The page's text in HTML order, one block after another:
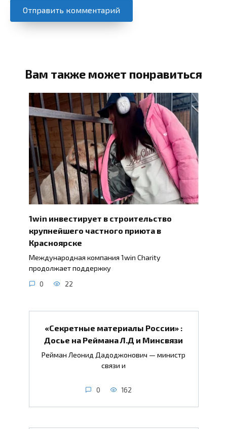
Вам также может понравиться
1win инвестирует в строительство
крупнейшего частного приюта в
Красноярске
Международная компания 1win Charity
продолжает поддержку
0 22
«Секретные материалы России» :
Досье на Реймана Л.Д и Минсвязи
Рейман Леонид Дадоджонович — министр
связи и
0 162